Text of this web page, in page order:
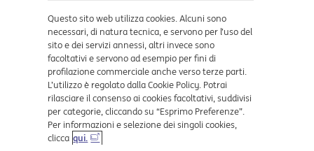
Dove ci trovi
Certificazioni
Questo sito web utilizza cookies. Alcuni sono
necessari, di natura tecnica, e servono per l’uso del
sito e dei servizi annessi, altri invece sono
facoltativi e servono ad esempio per fini di
profilazione commerciale anche verso terze parti.
L’utilizzo è regolato dalla Cookie Policy. Potrai
rilasciare il consenso ai cookies facoltativi, suddivisi
per categorie, cliccando su “Esprimo Preferenze”.
Per informazioni e selezione dei singoli cookies,
clicca qui.